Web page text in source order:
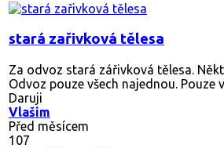
stará zařivková tělesa
Za odvoz stará zářivková tělesa.
Odvoz pouze všech najednou. Pouze
Daruji
Vlašim
Před měsícem
107